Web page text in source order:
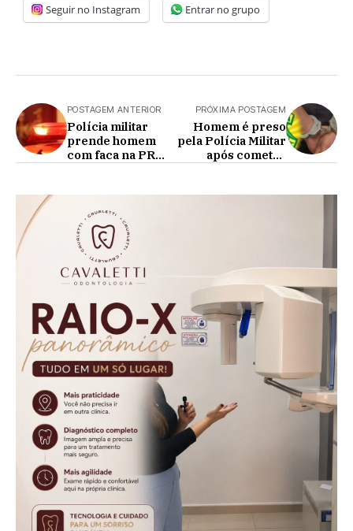
Seguir no Instagram Entrar no grupo
POSTAGEM ANTERIOR
Polícia militar
prende homem
com faca na PR
PRÓXIMA POSTAGEM
Homem é preso
pela Polícia Militar
após cometer
Cafelândia